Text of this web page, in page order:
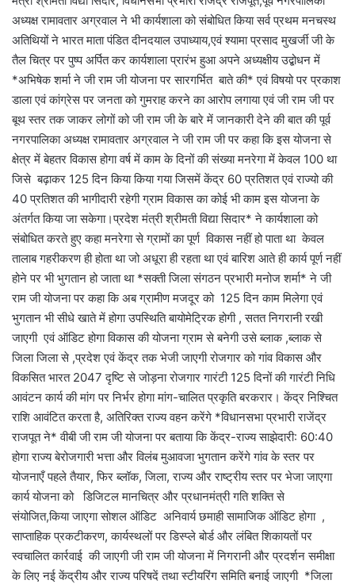
अध्यक्ष रामावतार अग्रवाल ने भी कार्यशाला को संबोधित किया सर्व प्रथम मनचस्थ
अतिथियों ने भारत माता पंडित दीनदयाल उपाध्याय,एवं श्यामा प्रसाद मुखर्जी जी के
तैल चित्र पर पुष्प अर्पित कर कार्यशाला प्रारंभ हुआ अपने अध्यक्षीय उद्बोधन में
*अभिषेक शर्मा ने जी राम जी योजना पर सारगर्भित बाते की* एवं विषयो पर प्रकाश
डाला एवं कांग्रेस पर जनता को गुमराह करने का आरोप लगाया एवं जी राम जी पर
बूथ स्तर तक जाकर लोगों को जी राम जी के बारे में जानकारी देने की बात की पूर्व
नगरपालिका अध्यक्ष रामावतार अग्रवाल ने जी राम जी पर कहा कि इस योजना से
क्षेत्र में बेहतर विकास होगा वर्ष में काम के दिनों की संख्या मनरेगा में केवल 100 था
जिसे बढ़ाकर 125 दिन किया किया गया जिसमें केंद्र 60 प्रतिशत एवं राज्यो की
40 प्रतिशत की भागीदारी रहेगी ग्राम विकास का कोई भी काम इस योजना के
अंतर्गत किया जा सकेगा।प्रदेश मंत्री श्रीमती विद्या सिदार* ने कार्यशाला को
संबोधित करते हुए कहा मनरेगा से ग्रामों का पूर्ण विकास नहीं हो पाता था केवल
तालाब गहरीकरण ही होता था जो अधूरा ही रहता था एवं बारिश आते ही कार्य पूर्ण नहीं
होने पर भी भुगतान हो जाता था *सक्ती जिला संगठन प्रभारी मनोज शर्मा* ने जी
राम जी योजना पर कहा कि अब ग्रामीण मजदूर को 125 दिन काम मिलेगा एवं
भुगतान भी सीधे खाते में होगा उपस्थिति बायोमेट्रिक होगी , सतत निगरानी रखी
जाएगी एवं ऑडिट होगा विकास की योजना ग्राम से बनेगी उसे ब्लाक ,ब्लाक से
जिला जिला से ,प्रदेश एवं केंद्र तक भेजी जाएगी रोजगार को गांव विकास और
विकसित भारत 2047 दृष्टि से जोड़ना रोजगार गारंटी 125 दिनों की गारंटी निधि
आवंटन कार्य की मांग पर निर्भर होगा मांग-चालित प्रकृति बरकरार। केंद्र निश्चित
राशि आवंटित करता है, अतिरिक्त राज्य वहन करेंगे *विधानसभा प्रभारी राजेंद्र
राजपूत ने* वीबी जी राम जी योजना पर बताया कि केंद्र-राज्य साझेदारी: 60:40
होगा राज्य बेरोजगारी भत्ता और विलंब मुआवजा भुगतान करेंगे गांव के स्तर पर
योजनाएँ पहले तैयार, फिर ब्लॉक, जिला, राज्य और राष्ट्रीय स्तर पर भेजा जाएगा
कार्य योजना को डिजिटल मानचित्र और प्रधानमंत्री गति शक्ति से
संयोजित,किया जाएगा सोशल ऑडिट अनिवार्य छमाही सामाजिक ऑडिट होगा ,
साप्ताहिक प्रकटीकरण, कार्यस्थलों पर डिस्प्ले बोर्ड और लंबित शिकायतों पर
स्वचालित कार्रवाई की जाएगी जी राम जी योजना में निगरानी और प्रदर्शन समीक्षा
के लिए नई केंद्रीय और राज्य परिषदें तथा स्टीयरिंग समिति बनाई जाएगी *जिला